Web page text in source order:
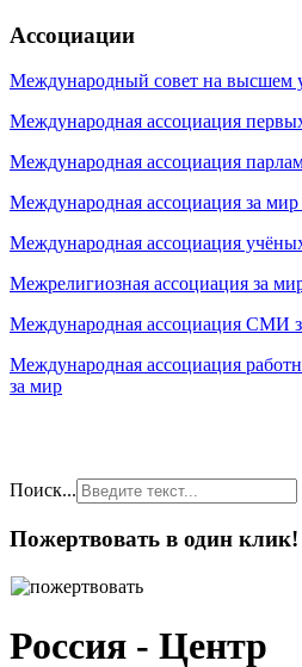
Ассоциации
Международный совет на высшем
Международная ассоциация
Международная ассоциация
Международная ассоциация за мир
Международная ассоциация
Межрелигиозная ассоциация за
Международная ассоциация СМИ
Международная ассоциация
за мир
Поиск...
Пожертвовать в один клик!
Россия - Центр